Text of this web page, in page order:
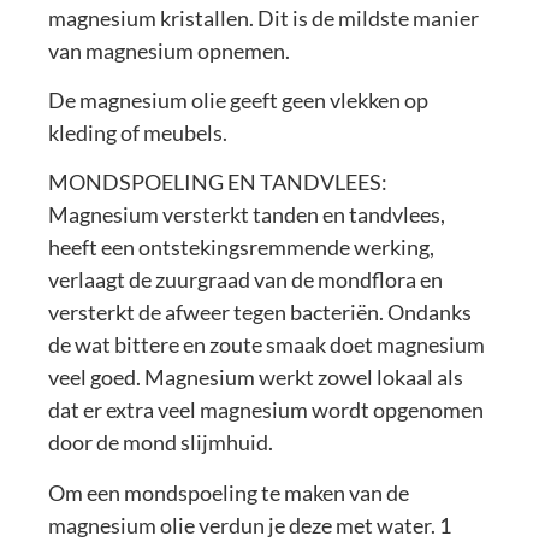
magnesium kristallen. Dit is de mildste manier
van magnesium opnemen.
De magnesium olie geeft geen vlekken op
kleding of meubels.
MONDSPOELING EN TANDVLEES:
Magnesium versterkt tanden en tandvlees,
heeft een ontstekingsremmende werking,
verlaagt de zuurgraad van de mondflora en
versterkt de afweer tegen bacteriën. Ondanks
de wat bittere en zoute smaak doet magnesium
veel goed. Magnesium werkt zowel lokaal als
dat er extra veel magnesium wordt opgenomen
door de mond slijmhuid.
Om een mondspoeling te maken van de
magnesium olie verdun je deze met water. 1